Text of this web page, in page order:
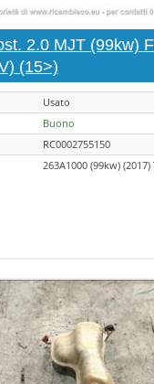
2.0 MJT (99kw)
(15>)
Usato
Buono
RC0002755150
263A1000 (99kw) (2017)